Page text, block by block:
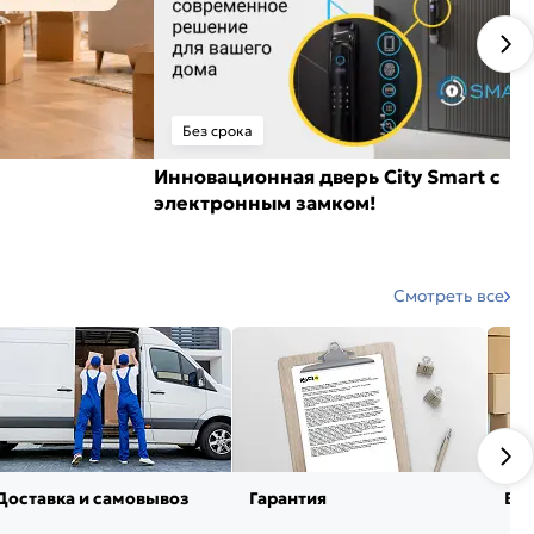
Без срока
Инновационная дверь City Smart с
электронным замком!
Смотреть все
и самовывоз Гарантия